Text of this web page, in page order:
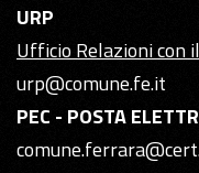
URP
Ufficio Relazioni con
urp@comune.fe.it
PEC - POSTA